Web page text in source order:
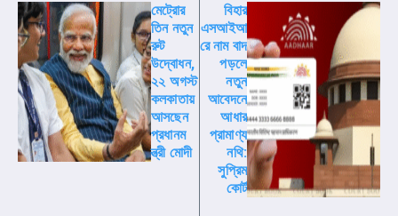
মেট্রোর
তিন নতুন
রুট
উদ্বোধন,
২২ অগস্ট
কলকাতায়
আসছেন
প্রধানম
ন্ত্রী মোদী
বিহার
এসআইআ
রে নাম বাদ
পড়লে
নতুন
আবেদনে
আধার
প্রামাণ্য
নথি:
সুপ্রিম
কোর্ট